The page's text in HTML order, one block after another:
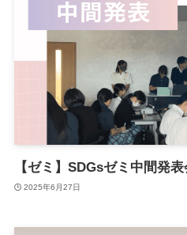
【ゼミ】SDGsゼミ中間発表
2025年6月27日